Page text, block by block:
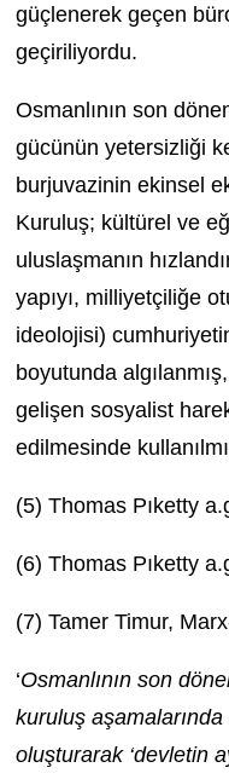
güçlenerek geçen
geçiriliyordu.
Osmanlının son
gücünün yetersizliği
burjuvazinin ekinsel
Kuruluş; kültürel ve
uluslaşmanın
yapıyı, milliyetçiliğe
ideolojisi)
boyutunda
gelişen sosyalist
edilmesinde
(5) Thomas Pıketty
(6) Thomas Pıketty
(7) Tamer Timur,
‘Osmanlının son
kuruluş
oluşturarak ‘devletin